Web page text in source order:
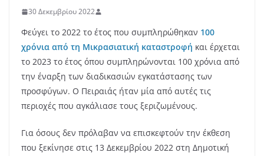
30 Δεκεμβρίου 2022
Φεύγει το 2022 το έτος που συμπληρώθηκαν 100
χρόνια από τη Μικρασιατική καταστροφή και έρχεται
το 2023 το έτος όπου συμπληρώνονται 100 χρόνια από
την έναρξη των διαδικασιών εγκατάστασης των
προσφύγων. Ο Πειραιάς ήταν μία από αυτές τις
περιοχές που αγκάλιασε τους ξεριζωμένους.
Για όσους δεν πρόλαβαν να επισκεφτούν την έκθεση
που ξεκίνησε στις 13 Δεκεμβρίου 2022 στη Δημοτική